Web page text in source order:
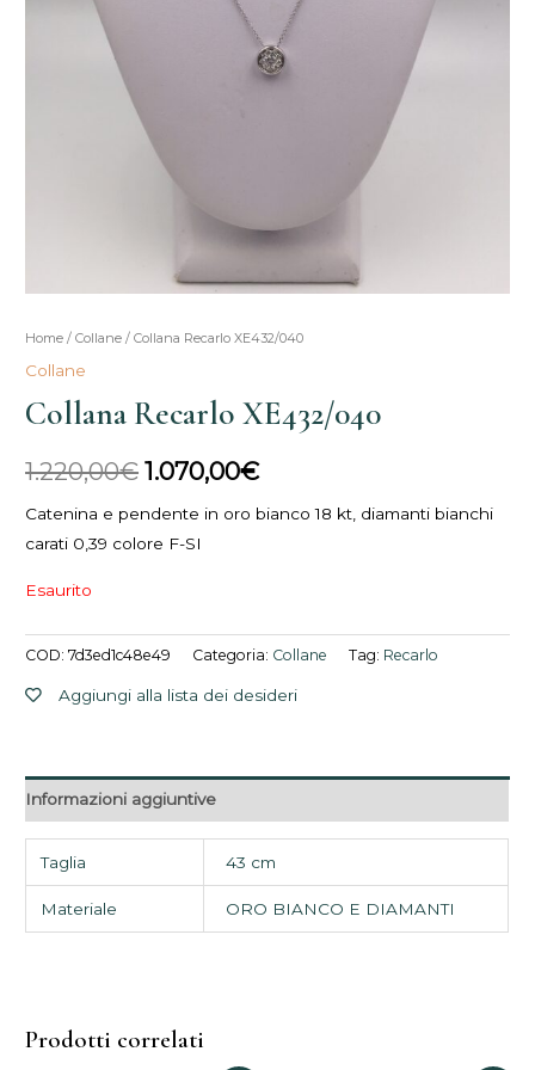
Home /Collane / Collana Recarlo XE432/040
Collane
Collana Recarlo XE432/040
1.220,00€
Il
prezzo
era:
1.220,00€.
1.070,00€
Il
attuale
è:
1.070,00€.
Catenina e pendente in oro bianco 18 kt, diamanti bianchi
carati 0,39 colore F-SI
Esaurito
COD:7d3ed1c48e49 Categoria: Collane Tag: Recarlo
Aggiungi alla lista dei desideri
Informazioni aggiuntive
Taglia 43 cm
Materiale ORO BIANCO E DIAMANTI
Prodotti correlati